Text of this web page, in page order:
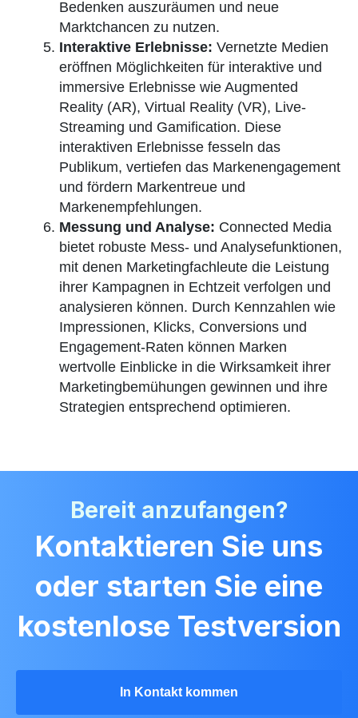
Bedenken auszuräumen und neue
Marktchancen zu nutzen.
Interaktive Erlebnisse: Vernetzte Medien
eröffnen Möglichkeiten für interaktive und
immersive Erlebnisse wie Augmented
Reality (AR), Virtual Reality (VR), Live-
Streaming und Gamification. Diese
interaktiven Erlebnisse fesseln das
Publikum, vertiefen das Markenengagement
und fördern Markentreue und
Markenempfehlungen.
Messung und Analyse: Connected Media
bietet robuste Mess- und Analysefunktionen,
mit denen Marketingfachleute die Leistung
ihrer Kampagnen in Echtzeit verfolgen und
analysieren können. Durch Kennzahlen wie
Impressionen, Klicks, Conversions und
Engagement-Raten können Marken
wertvolle Einblicke in die Wirksamkeit ihrer
Marketingbemühungen gewinnen und ihre
Strategien entsprechend optimieren.
Bereit anzufangen?
Kontaktieren Sie uns
oder starten Sie eine
kostenlose Testversion
In Kontakt kommen